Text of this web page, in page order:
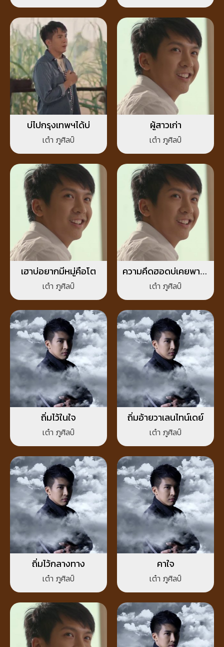
บ่ไปกรุงเทพฯได้บ่
เต๋า ภูศิลป์
ผู้สาวเก่า
เต๋า ภูศิลป์
เฮาบ่อยากมีหมู่คือโต
เต๋า ภูศิลป์
ความคึดฮอดบ่เคยพาไผ
กลับมา
เต๋า ภูศิลป์
ถิ่มไว้ในใจ
เต๋า ภูศิลป์
ถิ่มอ้ายวาเลนไทน์เดย์
เต๋า ภูศิลป์
ถิ่มไว้กลางทาง
เต๋า ภูศิลป์
คาใจ
เต๋า ภูศิลป์